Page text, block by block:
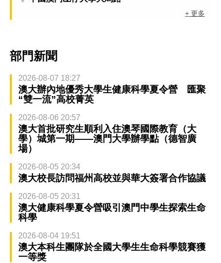
+ 更多
部門新聞
2026-08-07 18:27
澳大辦內地優秀大學生健康科學夏令營 匯聚
“雙一流”高校菁英
2026-08-06 20:57
澳大首批研究生順利入住澳琴國際教育（大
學）城第一期——澳門大學辦學點（德智廣
場）
2026-08-05 20:34
澳大校長訪問福州高校並與華大簽署合作協議
2026-08-05 20:31
澳大健康科學夏令營吸引澳門中學生探索生命
科學
2026-08-04 19:51
澳大本科生團隊於全國大學生生命科學競賽獲
一等獎